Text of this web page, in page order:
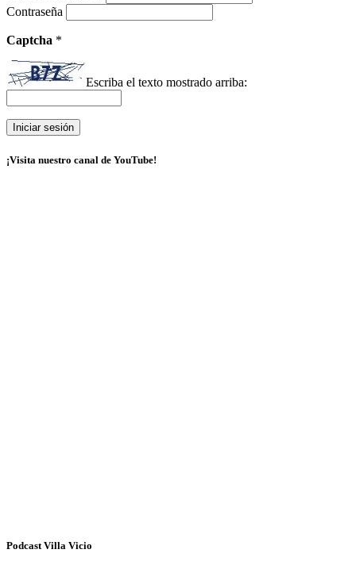
Contraseña
Captcha *
Escriba el texto mostrado arriba:
¡Visita nuestro canal de YouTube!
Podcast Villa Vicio